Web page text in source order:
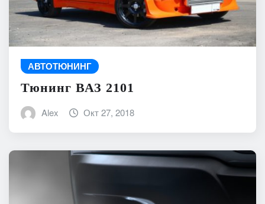
АВТОТЮНИНГ
Тюнинг ВАЗ 2101
Alex Окт 27, 2018